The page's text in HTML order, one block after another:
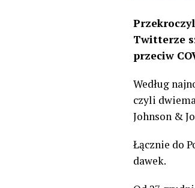
Twitterze
przeciw
Według
czyli
Johnson &
Łącznie do
dawek.